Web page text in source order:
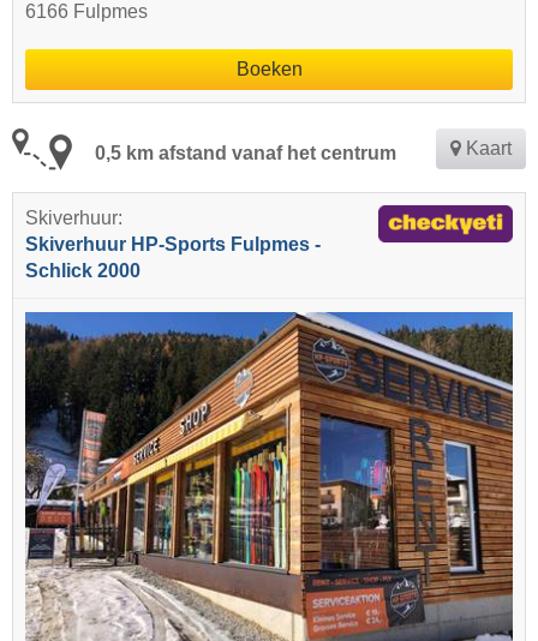
6166 Fulpmes
Boeken
0,5 km afstand vanaf het centrum Kaart
Skiverhuur:
Skiverhuur HP-Sports Fulpmes -
Schlick 2000